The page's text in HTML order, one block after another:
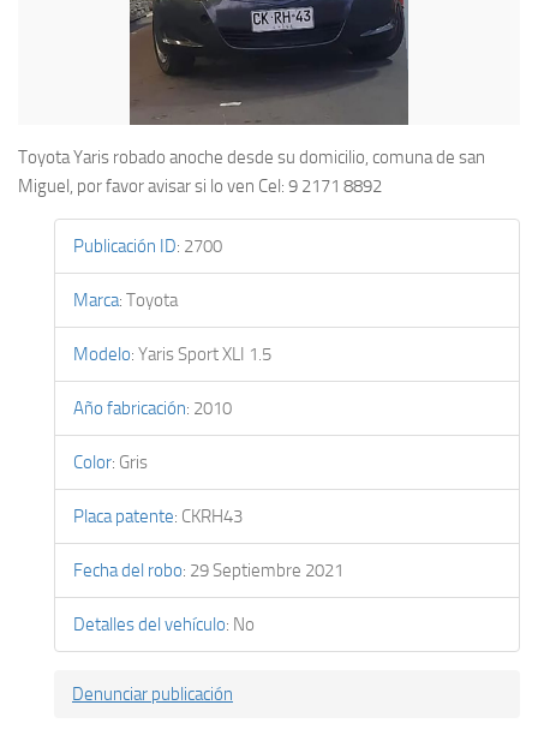
Toyota Yaris robado anoche desde su domicilio, comuna de san
Miguel, por favor avisar si lo ven Cel: 9 2171 8892
Publicación ID: 2700
Marca: Toyota
Modelo: Yaris Sport XLI 1.5
Año fabricación: 2010
Color: Gris
Placa patente: CKRH43
Fecha del robo: 29 Septiembre 2021
Detalles del vehículo: No
Denunciar publicación